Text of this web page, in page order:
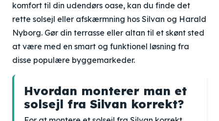
komfort til din udendørs oase, kan du finde det
rette solsejl eller afskærmning hos Silvan og Harald
Nyborg. Gør din terrasse eller altan til et skønt sted
at være med en smart og funktionel løsning fra
disse populære byggemarkeder.
Hvordan monterer man et
solsejl fra Silvan korrekt?